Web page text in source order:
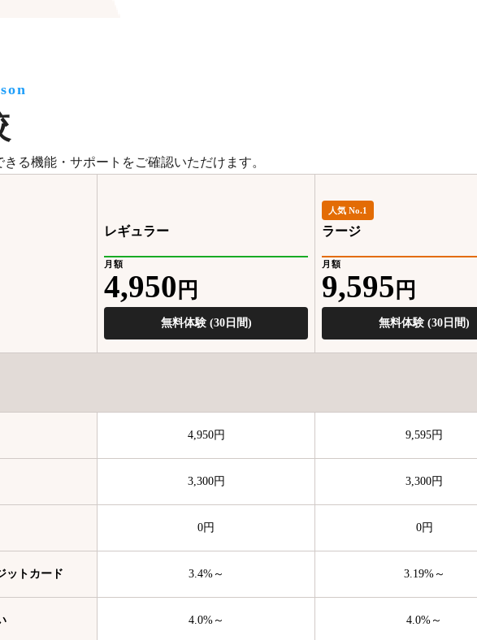
る機能・サポートをご確認いただけます。
レギュラー
月額
4,950 円
無料体験 (30日間)
人気 No.1
ラージ
月額
9,595 円
無料体験 (30日間)
4,950円 9,595円
3,300円 3,300円
0円 0円
ットカード 3.4%～ 3.19%～
4.0%～ 4.0%～